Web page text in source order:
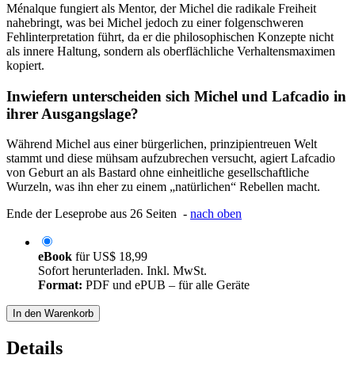
Ménalque fungiert als Mentor, der Michel die radikale Freiheit
nahebringt, was bei Michel jedoch zu einer folgenschweren
Fehlinterpretation führt, da er die philosophischen Konzepte nicht
als innere Haltung, sondern als oberflächliche Verhaltensmaximen
kopiert.
Inwiefern unterscheiden sich Michel und Lafcadio in
ihrer Ausgangslage?
Während Michel aus einer bürgerlichen, prinzipientreuen Welt
stammt und diese mühsam aufzubrechen versucht, agiert Lafcadio
von Geburt an als Bastard ohne einheitliche gesellschaftliche
Wurzeln, was ihn eher zu einem „natürlichen“ Rebellen macht.
Ende der Leseprobe aus 26 Seiten - nach oben
eBook fürUS$ 18,99
Sofort herunterladen. Inkl. MwSt.
Format: PDF und ePUB – für alle Geräte
In den Warenkorb
Details